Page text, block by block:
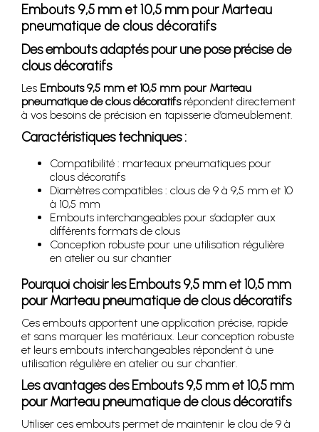
Embouts 9,5 mm et 10,5 mm pour Marteau
pneumatique de clous décoratifs
Des embouts adaptés pour une pose précise de
clous décoratifs
Les Embouts 9,5 mm et 10,5 mm pour Marteau
pneumatique de clous décoratifsrépondent directement
à vos besoins de précision en tapisserie d’ameublement.
Caractéristiques techniques :
Compatibilité : marteaux pneumatiques pour
clous décoratifs
Diamètres compatibles : clous de 9 à 9,5 mm et 10
à 10,5 mm
Embouts interchangeables pour s’adapter aux
différents formats de clous
Conception robuste pour une utilisation régulière
en atelier ou sur chantier
Pourquoi choisir lesEmbouts 9,5 mm et 10,5 mm
pour Marteau pneumatique de clous décoratifs
Ces embouts apportent une application précise, rapide
et sans marquer les matériaux. Leur conception robuste
et leurs embouts interchangeables répondent à une
utilisation régulière en atelier ou sur chantier.
Les avantages desEmbouts 9,5 mm et 10,5 mm
pour Marteau pneumatique de clous décoratifs
Utiliser ces embouts permet de maintenir le clou de 9 à